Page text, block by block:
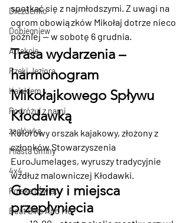
Drezdenko
Dobiegniew
Atrakcje
Rzeki Jeziora
Kajakiem
Podróżuj z nami
żaglówką
Miasta Gminy
4x4
Polska i Świat
Boat Bike And Me
spotkać się z najmłodszymi. Z uwagi na
ogrom obowiązków Mikołaj dotrze nieco
później — w sobotę 6 grudnia
Trasa wydarzenia –
harmonogram
Mikołajkowego Spływu
Kłodawką
Kolorowy orszak kajakowy, złożony z
członków Stowarzyszenia
EuroJumelages, wyruszy tradycyjnie
wzdłuż malowniczej Kłodawki.
Godziny i miejsca
przepłynięcia